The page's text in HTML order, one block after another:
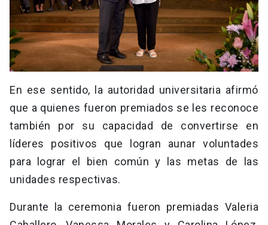
En ese sentido, la autoridad universitaria afirmó
que a quienes fueron premiados se les reconoce
también por su capacidad de convertirse en
líderes positivos que logran aunar voluntades
para lograr el bien común y las metas de las
unidades respectivas.
Durante la ceremonia fueron premiadas Valeria